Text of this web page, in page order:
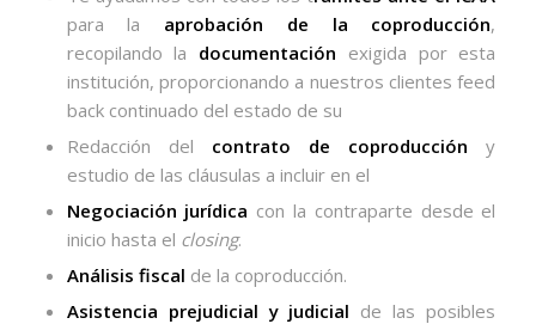
para la aprobación de la coproducción,
recopilando la documentación exigida por esta
institución, proporcionando a nuestros clientes feed
back continuado del estado de su
Redacción del contrato de coproduccióny
estudio de las cláusulas a incluir en el
Negociación jurídica con la contraparte desde el
inicio hasta el closing.
Análisis fiscal de la coproducción.
Asistencia prejudicial y judicial de las posibles